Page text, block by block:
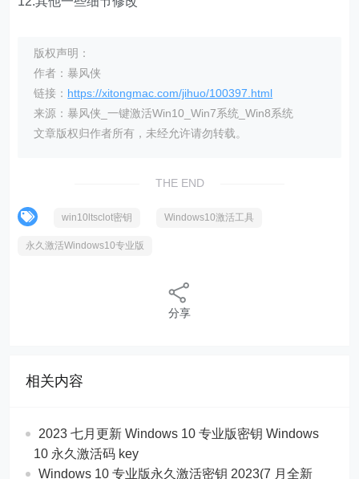
版权声明：
作者：暴风侠
链接： https://xitongmac.com/jihuo/100397.html
来源：暴风侠_一键激活Win10_Win7系统_Win8系统
文章版权归作者所有，未经允许请勿转载。
THE END
win10ltsclot密钥 Windows10激活工具
永久激活Windows10专业版
分享
相关内容
2023 七月更新 Windows 10 专业版密钥 Windows
10 永久激活码 key
Windows 10 专业版永久激活密钥 2023(7 月全新